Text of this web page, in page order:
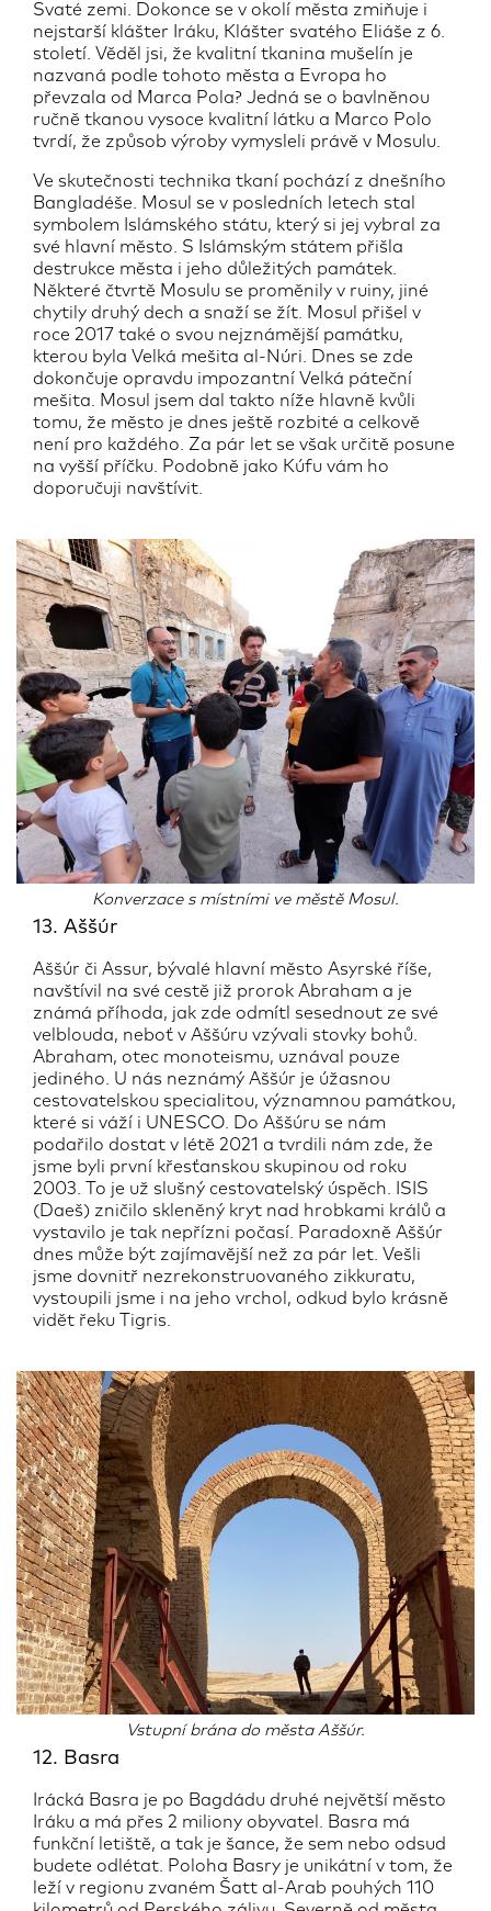
Svaté zemi. Dokonce se v okolí města zmiňuje i
nejstarší klášter Iráku, Klášter svatého Eliáše z 6.
století. Věděl jsi, že kvalitní tkanina mušelín je
nazvaná podle tohoto města a Evropa ho
převzala od Marca Pola? Jedná se o bavlněnou
ručně tkanou vysoce kvalitní látku a Marco Polo
tvrdí, že způsob výroby vymysleli právě v Mosulu.
Ve skutečnosti technika tkaní pochází z dnešního
Bangladéše. Mosul se v posledních letech stal
symbolem Islámského státu, který si jej vybral za
své hlavní město. S Islámským státem přišla
destrukce města i jeho důležitých památek.
Některé čtvrtě Mosulu se proměnily v ruiny, jiné
chytily druhý dech a snaží se žít. Mosul přišel v
roce 2017 také o svou nejznámější památku,
kterou byla Velká mešita al-Núri. Dnes se zde
dokončuje opravdu impozantní Velká páteční
mešita. Mosul jsem dal takto níže hlavně kvůli
tomu, že město je dnes ještě rozbité a celkově
není pro každého. Za pár let se však určitě posune
na vyšší příčku. Podobně jako Kúfu vám ho
doporučuji navštívit.
Konverzace s místními ve městě Mosul.
13. Aššúr
Aššúr či Assur, bývalé hlavní město Asyrské říše,
navštívil na své cestě již prorok Abraham a je
známá příhoda, jak zde odmítl sesednout ze své
velblouda, neboť v Aššúru vzývali stovky bohů.
Abraham, otec monoteismu, uznával pouze
jediného. U nás neznámý Aššúr je úžasnou
cestovatelskou specialitou, významnou památkou,
které si váží i UNESCO. Do Aššúru se nám
podařilo dostat v létě 2021 a tvrdili nám zde, že
jsme byli první křesťanskou skupinou od roku
2003. To je už slušný cestovatelský úspěch. ISIS
(Daeš) zničilo skleněný kryt nad hrobkami králů a
vystavilo je tak nepřízni počasí. Paradoxně Aššúr
dnes může být zajímavější než za pár let. Vešli
jsme dovnitř nezrekonstruovaného zikkuratu,
vystoupili jsme i na jeho vrchol, odkud bylo krásně
vidět řeku Tigris.
Vstupní brána do města Aššúr.
12. Basra
Irácká Basra je po Bagdádu druhé největší město
Iráku a má přes 2 miliony obyvatel. Basra má
funkční letiště, a tak je šance, že sem nebo odsud
budete odlétat. Poloha Basry je unikátní v tom, že
leží v regionu zvaném Šatt al-Arab pouhých 110